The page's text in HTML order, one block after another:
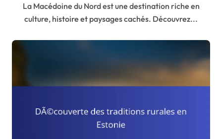
La Macédoine du Nord est une destination riche en
culture, histoire et paysages cachés. Découvrez...